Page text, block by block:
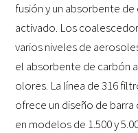
fusión y un absorbente de
activado. Los
varios niveles de
el absorbente de carbón
olores. La línea de 316
ofrece un diseño de
en modelos de 1.500 y